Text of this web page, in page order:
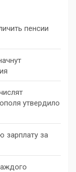
пенсии
утвердило
зарплату за